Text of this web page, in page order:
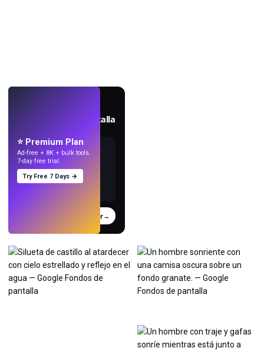
Crea fondos de pantalla
Probar →
⭐ Premium Plan
Ad-free + 8K + bulk tools.
7-day free trial.
Try Free 7 Days →